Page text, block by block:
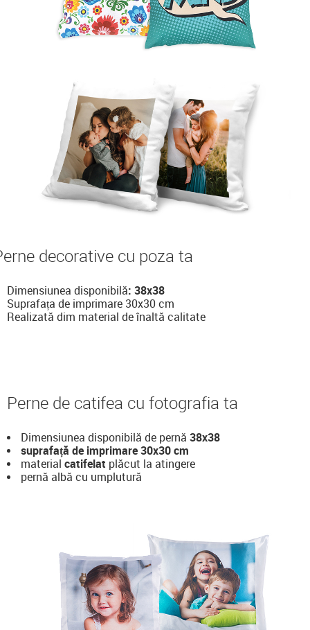
decorative cu poza ta
Dimensiunea disponibilă: 38x38
Suprafața de imprimare 30x30 cm
Realizată dim material de înaltă calitate
Perne de catifea cu fotografia ta
Dimensiunea disponibilă de pernă 38x38
suprafață de imprimare30x30 cm
material catifelat plăcut la atingere
pernă albă cu umplutură